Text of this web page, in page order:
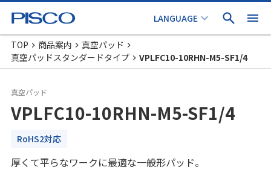
TOP 商品案内
真空パッド
真空パッドスタンダードタイプ
VPLFC10-10RHN-M5-SF1/4
真空パッド
VPLFC10-10RHN-M5-SF1/4
RoHS2対応
厚くて平らなワークに最適な一般形パッド。